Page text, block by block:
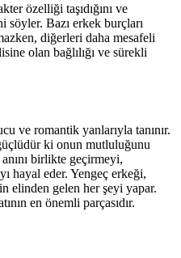
özelliği taşıdığını ve
söyler. Bazı erkek burçları
diğerleri daha mesafeli
olan bağlılığı ve sürekli
ve romantik yanlarıyla tanınır.
ki onun mutluluğunu
birlikte geçirmeyi,
hayal eder. Yengeç erkeği,
elinden gelen her şeyi yapar.
en önemli parçasıdır.